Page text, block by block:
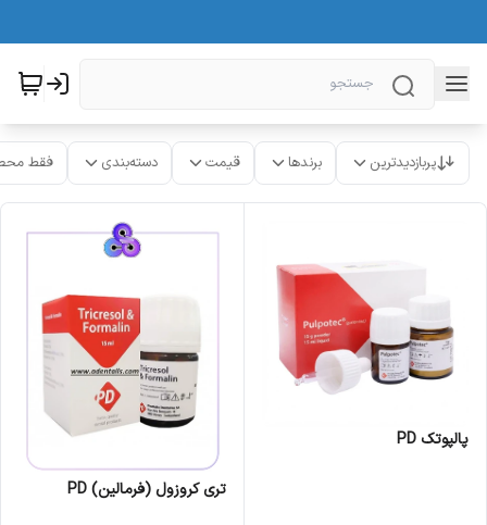
پربازدیدترین برندها قیمت دسته‌بندی فقط
پالپوتک PD
تری کروزول (فرمالین) PD